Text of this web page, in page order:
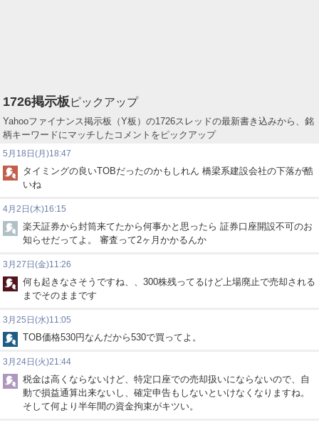
1726掲示板 ピックアップ
Yahooファイナンス掲示板（Y板）の1726スレッドの最新書き込みから、銘
柄キーワードにマッチしたコメントをピックアップ
5月18日(月)18:47
タイミングの良いTOBだったのかもしれん 橋梁系建設会社の下落が酷
いね
4月2日(木)16:15
楽天証券から封筒来てたから何事かと思ったら 証券口座開設不可のお
知らせだってよ。 審査って2ヶ月かかるんか
3月27日(金)11:26
何も起きなさそうですね、、300株残ってるけど上場廃止で売却される
までそのままです
3月25日(水)11:05
TOB価格530円なんだから530で買ってよ。
3月24日(火)21:44
税金は高くならないけど、特定口座での売却扱いにならないので、自
動で損益通算出来ないし、確定申告もしないといけなくなりますね。
そして何より半年間の資金拘束がキツい。